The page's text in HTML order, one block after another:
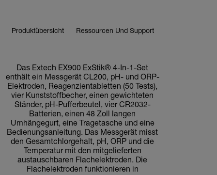
Produktübersicht Ressourcen Und Support
Das Extech EX900 ExStik® 4-In-1-Set
enthält ein Messgerät CL200, pH- und ORP-
Elektroden, Reagenzientabletten (50 Tests),
vier Kunststoffbecher, einen gewichteten
Ständer, pH-Pufferbeutel, vier CR2032-
Batterien, einen 48 Zoll langen
Umhängegurt, eine Tragetasche und eine
Bedienungsanleitung. Das Messgerät misst
den Gesamtchlorgehalt, pH, ORP und die
Temperatur mit den mitgelieferten
austauschbaren Flachelektroden. Die
Flachelektroden funktionieren in